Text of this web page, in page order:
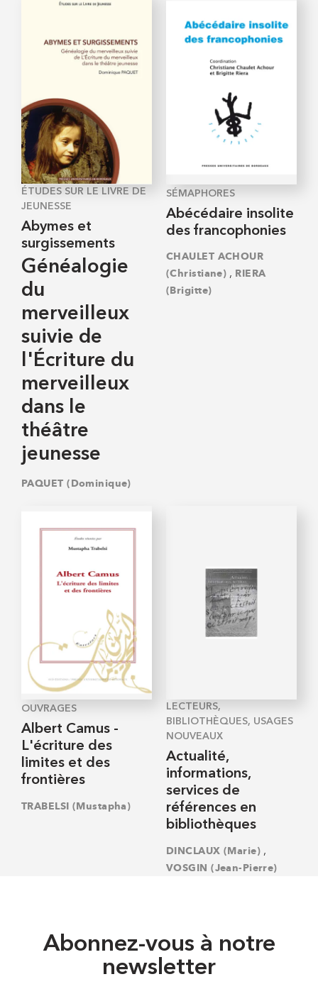
ÉTUDES SUR LE LIVRE DE
JEUNESSE
Abymes et
surgissements
Généalogie
du
merveilleux
suivie de
l'Écriture du
merveilleux
dans le
théâtre
jeunesse
PAQUET (Dominique)
SÉMAPHORES
Abécédaire insolite
des francophonies
CHAULET ACHOUR
(Christiane) , RIERA
(Brigitte)
OUVRAGES
Albert Camus -
L'écriture des
limites et des
frontières
TRABELSI (Mustapha)
LECTEURS,
BIBLIOTHÈQUES, USAGES
NOUVEAUX
Actualité,
informations,
services de
références en
bibliothèques
DINCLAUX (Marie) ,
VOSGIN (Jean-Pierre)
Abonnez-vous à notre
newsletter